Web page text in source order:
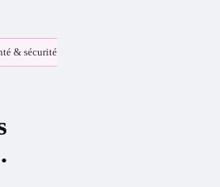
& sécurité au travail